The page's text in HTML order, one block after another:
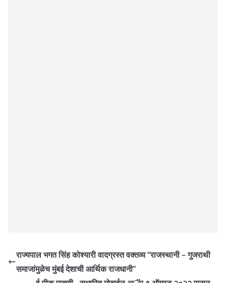
राज्यपाल भगत सिंह कोश्यारी वादग्रस्त वक्तव्य “राजस्थानी – गुजराथी
समाजांमुळेच मुंबई देशाची आर्थिक राजधानी”